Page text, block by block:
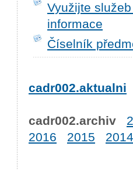
Využijte
informace
Číselník
cadr002.aktualni
cadr002.archiv
2016
2015 2014